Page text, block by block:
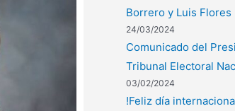
Borrero y Luis Flores
24/03/2024
Comunicado del
Tribunal Electoral
03/02/2024
!Feliz día